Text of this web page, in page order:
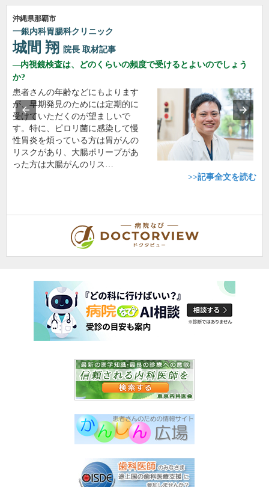
沖縄県那覇市
一銀内科胃腸科クリニック
城間 翔 院長 取材記事
内視鏡検査は、どのくらいの頻度で受けるとよいのでしょう
か?
患者さんの年齢などにもよります
が、早期発見のためには定期的に
受けていただくのが望ましいで
す。特に、ピロリ菌に感染して慢
性胃炎を煩っている方は胃がんの
リスクがあり、大腸ポリープがあ
った方は大腸がんのリス…
>>記事全文を読む